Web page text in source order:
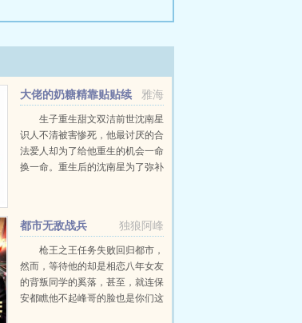
雅海
大佬的奶糖精靠贴贴续
生子重生甜文双洁前世沈南星
识人不清被害惨死，他最讨厌的合
法爱人却为了给他重生的机会一命
换一命。重生后的沈南星为了弥补
小...
独狼阿峰
都市无敌战兵
枪王之王任务失败回归都市，
然而，等待他的却是相恋八年女友
的背叛同学的奚落，甚至，就连保
安都瞧他不起峰哥的脸也是你们这